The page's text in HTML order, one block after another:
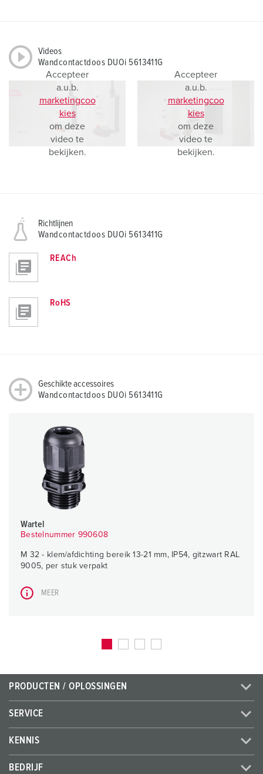
Videos
Wandcontactdoos DUOi 5613411G
Accepteer
a.u.b.
marketingcoo
kies
om deze
video te
bekijken.
Accepteer
a.u.b.
marketingcoo
kies
om deze
video te
bekijken.
Richtlijnen
Wandcontactdoos DUOi 5613411G
REACh
RoHS
Geschikte accessoires
Wandcontactdoos DUOi 5613411G
Wartel
Bestelnummer 990608
M 32 - klem/afdichting bereik 13-21 mm, IP54, gitzwart RAL
9005, per stuk verpakt
MEER
PRODUCTEN / OPLOSSINGEN
SERVICE
KENNIS
BEDRIJF